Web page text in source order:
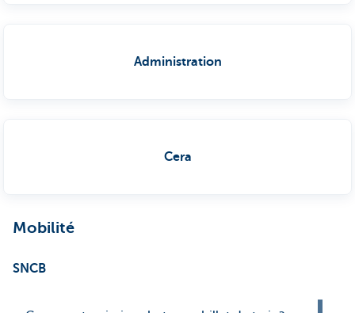
Administration
Cera
Mobilité
SNCB